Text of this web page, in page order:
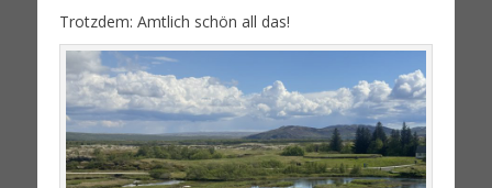
Trotzdem: Amtlich schön all das!